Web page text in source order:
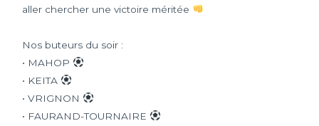
aller chercher une victoire méritée
Nos buteurs du soir :
• MAHOP
• KEITA
• VRIGNON
• FAURAND-TOURNAIRE